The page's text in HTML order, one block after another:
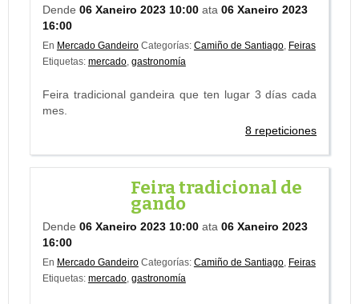
Dende 06 Xaneiro 2023 10:00 ata 06 Xaneiro 2023
16:00
En Mercado Gandeiro Categorías: Camiño de Santiago, Feiras
Etiquetas: mercado, gastronomía
Feira tradicional gandeira que ten lugar 3 días cada
mes.
8 repeticiones
Feira tradicional de
gando
Dende 06 Xaneiro 2023 10:00 ata 06 Xaneiro 2023
16:00
En Mercado Gandeiro Categorías: Camiño de Santiago, Feiras
Etiquetas: mercado, gastronomía